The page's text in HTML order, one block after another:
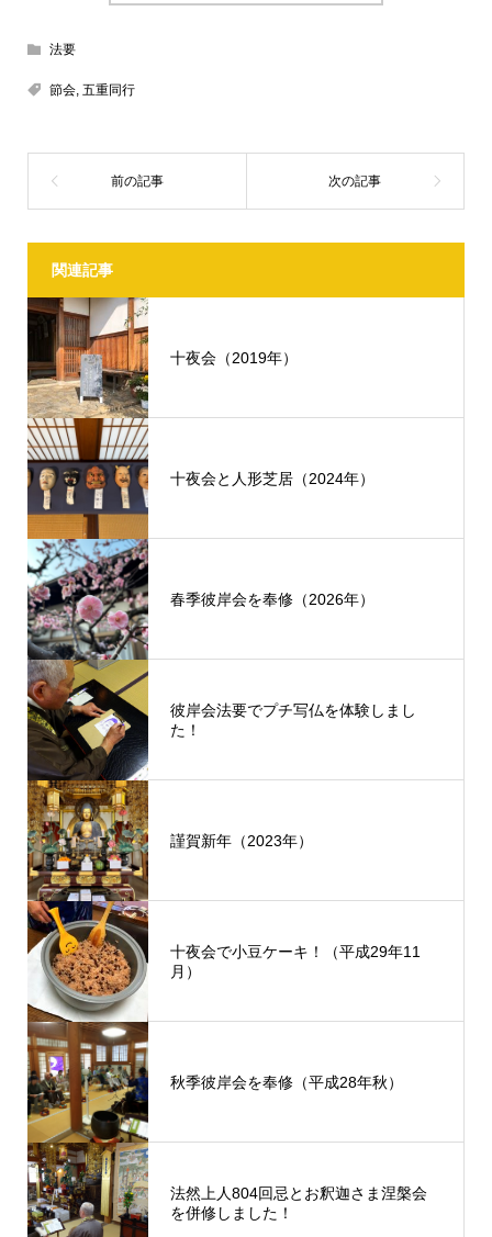
法要
節会, 五重同行
関連記事
十夜会（2019年）
十夜会と人形芝居（2024年）
春季彼岸会を奉修（2026年）
彼岸会法要でプチ写仏を体験しまし
た！
謹賀新年（2023年）
十夜会で小豆ケーキ！（平成29年11
月）
秋季彼岸会を奉修（平成28年秋）
法然上人804回忌とお釈迦さま涅槃会
を併修しました！